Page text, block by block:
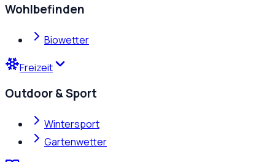
Wohlbefinden
Biowetter
Freizeit
Outdoor & Sport
Wintersport
Gartenwetter